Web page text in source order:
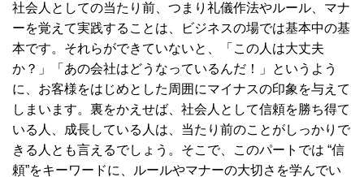
社会人としての当たり前、つまり礼儀作法やルール、マナ
ーを覚えて実践することは、ビジネスの場では基本中の基
本です。それらができていないと、「この人は大丈夫
か？」「あの会社はどうなっているんだ！」というよう
に、お客様をはじめとした周囲にマイナスの印象を与えて
しまいます。裏をかえせば、社会人として信頼を勝ち得て
いる人、成長している人は、当たり前のことがしっかりで
きる人とも言えるでしょう。そこで、このパートでは “信
頼”をキーワードに、ルールやマナーの大切さを学んでい